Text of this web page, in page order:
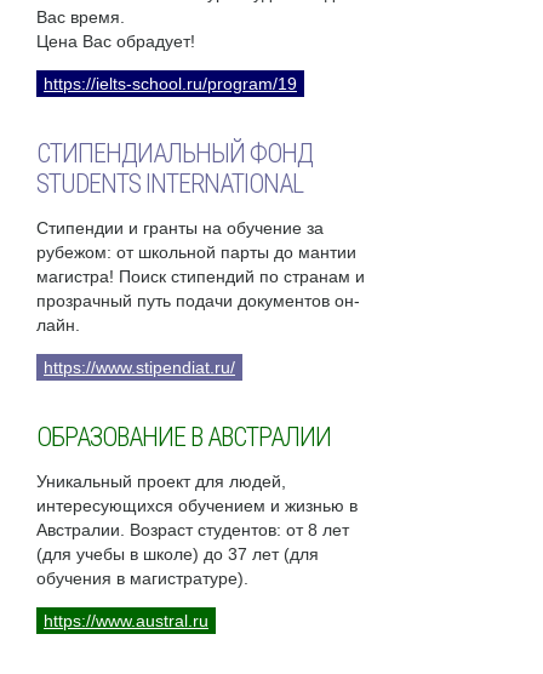
Вас время.
Цена Вас обрадует!
https://ielts-school.ru/program/19
СТИПЕНДИАЛЬНЫЙ ФОНД
STUDENTS INTERNATIONAL
Стипендии и гранты на обучение за
рубежом: от школьной парты до мантии
магистра! Поиск стипендий по странам и
прозрачный путь подачи документов он-
лайн.
https://www.stipendiat.ru/
ОБРАЗОВАНИЕ В АВСТРАЛИИ
Уникальный проект для людей,
интересующихся обучением и жизнью в
Австралии. Возраст студентов: от 8 лет
(для учебы в школе) до 37 лет (для
обучения в магистратуре).
https://www.austral.ru